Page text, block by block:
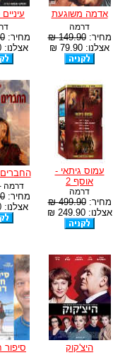
אדמה משוגעת
דרמה
מחיר:149.90 ₪
אצלנו: 79.90 ₪
מחיר:
אצלנו: 99.90 ₪
עמוס גיתאי -
אוסף 2
דרמה
מחיר:499.90 ₪
אצלנו: 249.90 ₪
דרמה
מחיר:
אצלנו: 99.90 ₪
היצ'קוק סיפור